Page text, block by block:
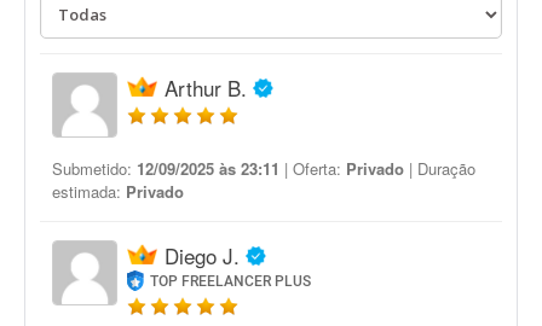
Arthur B.
Submetido: 12/09/2025 às 23:11 | Oferta: Privado | Duração
estimada: Privado
Diego J.
TOP FREELANCER PLUS